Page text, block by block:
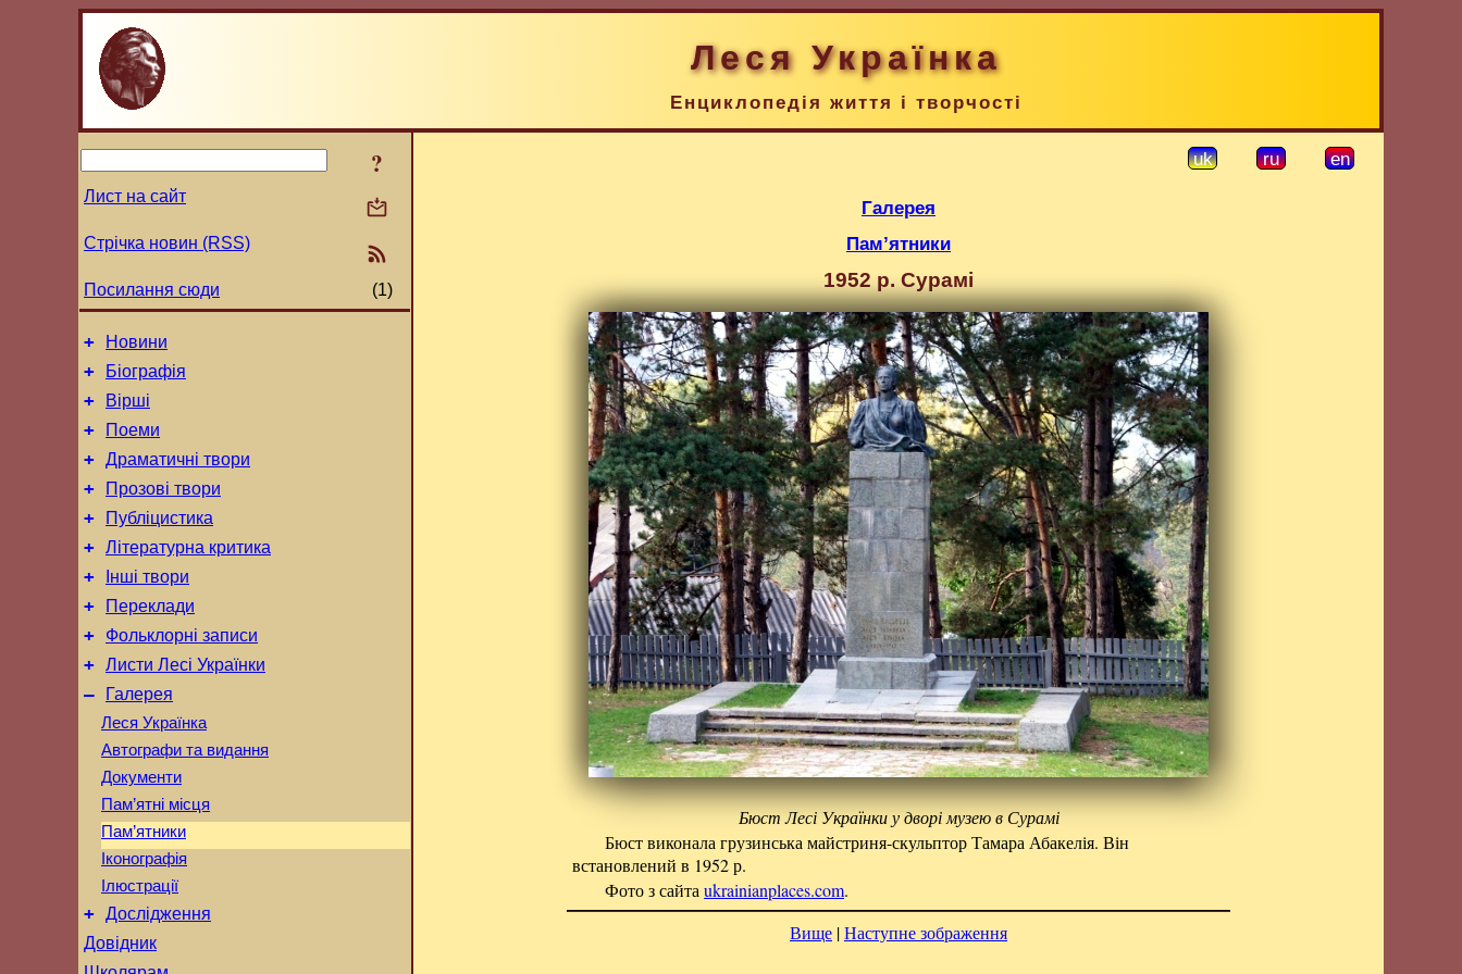
Леся Українка
Енциклопедія життя і творчості
?
Лист на сайт
Стрічка новин (RSS)
Посилання сюди (1)
+ Новини
+ Біографія
+ Вірші
+ Поеми
+ Драматичні твори
+ Прозові твори
+ Публіцистика
+ Літературна критика
+ Інші твори
+ Переклади
+ Фольклорні записи
+ Листи Лесі Українки
– Галерея
Леся Українка
Автографи та видання
Документи
Пам’ятні місця
Пам’ятники
Іконографія
Ілюстрації
+ Дослідження
Довідник
uk ru en
Галерея
Пам’ятники
1952 р. Сурамі
Бюст Лесі Українки у дворі музею в Сурамі
Бюст виконала грузинська майстриня-скульптор Тамара Абакелія. Він
встановлений в 1952 р.
Фото з сайта ukrainianplaces.com.
Вище |Наступне зображення